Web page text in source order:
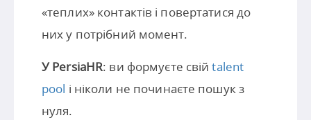
«теплих» контактів і повертатися до
них у потрібний момент.
У PersiaHR: ви формуєте свійtalent
pool і ніколи не починаєте пошук з
нуля.